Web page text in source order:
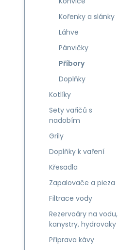
Kořenky a slánky
Láhve
Pánvičky
Příbory
Doplňky
Kotlíky
Sety vařičů s
nadobím
Grily
Doplňky k vaření
Křesadla
Zapalovače a pieza
Filtrace vody
Rezervoáry na vodu,
kanystry, hydrovaky
Příprava kávy